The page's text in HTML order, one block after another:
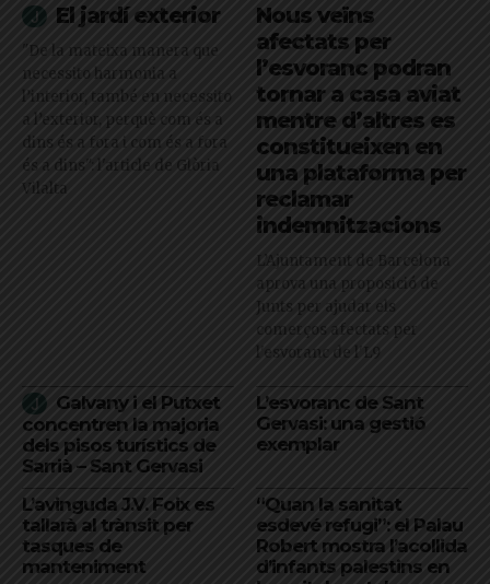
El jardí exterior
"De la mateixa manera que
necessito harmonia a
l’interior, també en necessito
a l’exterior, perquè com és a
dins és a fora i com és a fora
és a dins": l'article de Glòria
Vilalta
Nous veïns
afectats per
l’esvoranc podran
tornar a casa aviat
mentre d’altres es
constitueixen en
una plataforma per
reclamar
indemnitzacions
L’Ajuntament de Barcelona
aprova una proposició de
Junts per ajudar els
comerços afectats per
l'esvoranc de l'L9
Galvany i el Putxet
concentren la majoria
dels pisos turístics de
Sarrià – Sant Gervasi
L’esvoranc de Sant
Gervasi: una gestió
exemplar
L’avinguda J.V. Foix es
tallarà al trànsit per
tasques de
manteniment
“Quan la sanitat
esdevé refugi”: el Palau
Robert mostra l’acollida
d’infants palestins en